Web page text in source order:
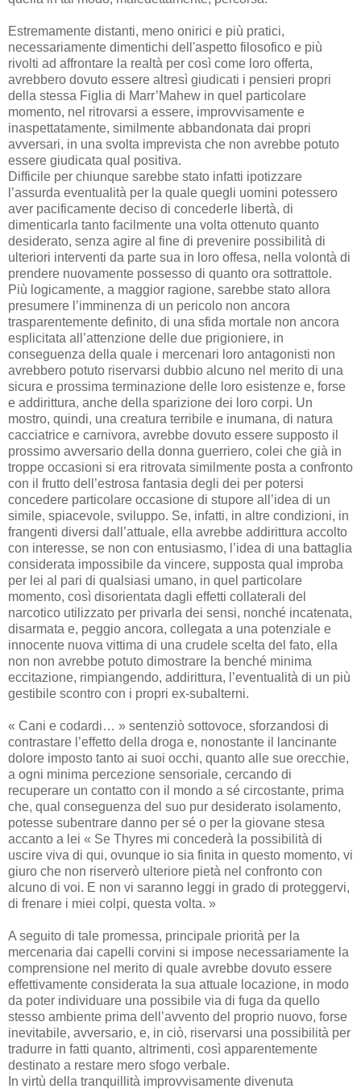
Estremamente distanti, meno onirici e più pratici,
necessariamente dimentichi dell'aspetto filosofico e più
rivolti ad affrontare la realtà per così come loro offerta,
avrebbero dovuto essere altresì giudicati i pensieri propri
della stessa Figlia di Marr’Mahew in quel particolare
momento, nel ritrovarsi a essere, improvvisamente e
inaspettatamente, similmente abbandonata dai propri
avversari, in una svolta imprevista che non avrebbe potuto
essere giudicata qual positiva.
Difficile per chiunque sarebbe stato infatti ipotizzare
l’assurda eventualità per la quale quegli uomini potessero
aver pacificamente deciso di concederle libertà, di
dimenticarla tanto facilmente una volta ottenuto quanto
desiderato, senza agire al fine di prevenire possibilità di
ulteriori interventi da parte sua in loro offesa, nella volontà di
prendere nuovamente possesso di quanto ora sottrattole.
Più logicamente, a maggior ragione, sarebbe stato allora
presumere l’imminenza di un pericolo non ancora
trasparentemente definito, di una sfida mortale non ancora
esplicitata all’attenzione delle due prigioniere, in
conseguenza della quale i mercenari loro antagonisti non
avrebbero potuto riservarsi dubbio alcuno nel merito di una
sicura e prossima terminazione delle loro esistenze e, forse
e addirittura, anche della sparizione dei loro corpi. Un
mostro, quindi, una creatura terribile e inumana, di natura
cacciatrice e carnivora, avrebbe dovuto essere supposto il
prossimo avversario della donna guerriero, colei che già in
troppe occasioni si era ritrovata similmente posta a confronto
con il frutto dell’estrosa fantasia degli dei per potersi
concedere particolare occasione di stupore all’idea di un
simile, spiacevole, sviluppo. Se, infatti, in altre condizioni, in
frangenti diversi dall’attuale, ella avrebbe addirittura accolto
con interesse, se non con entusiasmo, l’idea di una battaglia
considerata impossibile da vincere, supposta qual improba
per lei al pari di qualsiasi umano, in quel particolare
momento, così disorientata dagli effetti collaterali del
narcotico utilizzato per privarla dei sensi, nonché incatenata,
disarmata e, peggio ancora, collegata a una potenziale e
innocente nuova vittima di una crudele scelta del fato, ella
non non avrebbe potuto dimostrare la benché minima
eccitazione, rimpiangendo, addirittura, l’eventualità di un più
gestibile scontro con i propri ex-subalterni.
« Cani e codardi… » sentenziò sottovoce, sforzandosi di
contrastare l’effetto della droga e, nonostante il lancinante
dolore imposto tanto ai suoi occhi, quanto alle sue orecchie,
a ogni minima percezione sensoriale, cercando di
recuperare un contatto con il mondo a sé circostante, prima
che, qual conseguenza del suo pur desiderato isolamento,
potesse subentrare danno per sé o per la giovane stesa
accanto a lei « Se Thyres mi concederà la possibilità di
uscire viva di qui, ovunque io sia finita in questo momento, vi
giuro che non riserverò ulteriore pietà nel confronto con
alcuno di voi. E non vi saranno leggi in grado di proteggervi,
di frenare i miei colpi, questa volta. »
A seguito di tale promessa, principale priorità per la
mercenaria dai capelli corvini si impose necessariamente la
comprensione nel merito di quale avrebbe dovuto essere
effettivamente considerata la sua attuale locazione, in modo
da poter individuare una possibile via di fuga da quello
stesso ambiente prima dell’avvento del proprio nuovo, forse
inevitabile, avversario, e, in ciò, riservarsi una possibilità per
tradurre in fatti quanto, altrimenti, così apparentemente
destinato a restare mero sfogo verbale.
In virtù della tranquillità improvvisamente divenuta